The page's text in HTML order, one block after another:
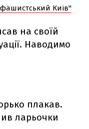
Київ"
на своїй
Наводимо
плакав.
ларьочки